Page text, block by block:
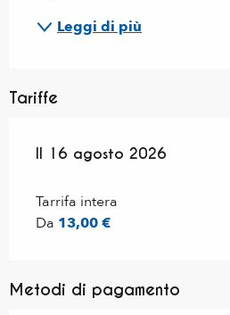
Leggi di più
Tariffe
Il 16 agosto 2026
Il 16 agosto 2026
Tarrifa intera
Da 13,00 €
Metodi di pagamento